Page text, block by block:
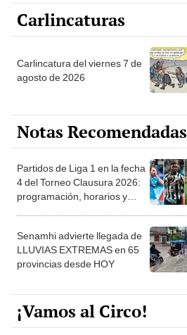
Carlincaturas
Carlincatura del viernes 7 de
agosto de 2026
Notas Recomendadas
Partidos de Liga 1 en la fecha
4 del Torneo Clausura 2026:
programación, horarios y
Senamhi advierte llegada de
LLUVIAS EXTREMAS en 65
provincias desde HOY
¡Vamos al Circo!